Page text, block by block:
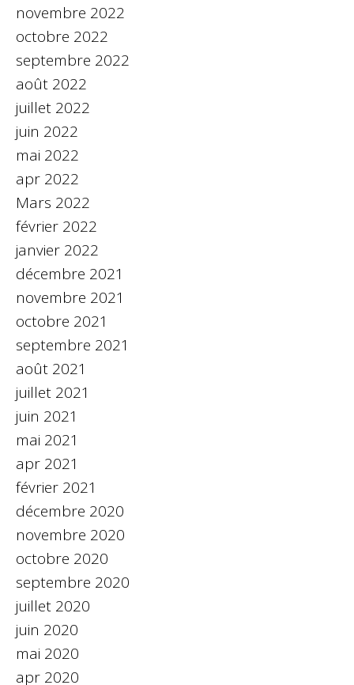
novembre 2022
octobre 2022
septembre 2022
août 2022
juillet 2022
juin 2022
mai 2022
apr 2022
Mars 2022
février 2022
janvier 2022
décembre 2021
novembre 2021
octobre 2021
septembre 2021
août 2021
juillet 2021
juin 2021
mai 2021
apr 2021
février 2021
décembre 2020
novembre 2020
octobre 2020
septembre 2020
juillet 2020
juin 2020
mai 2020
apr 2020